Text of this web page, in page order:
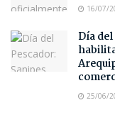
16/07/
Día
25/06/